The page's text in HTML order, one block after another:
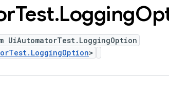
Test.Logging
>